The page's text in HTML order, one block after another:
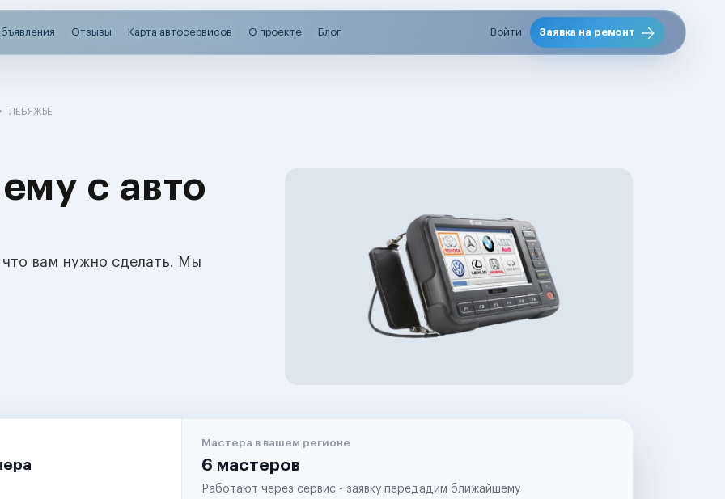
Отзывы Карта автосервисов О проекте Блог Войти Заявка на ремонт
ЛЕБЯЖЬЕ
с авто
вам нужно сделать. Мы
Мастера в вашем регионе
6 мастеров
Работают через сервис - заявку передадим ближайшему